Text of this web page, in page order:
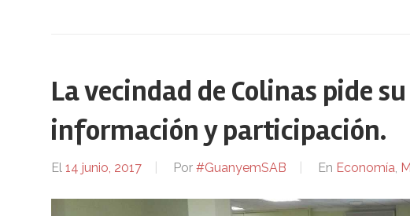
La vecindad de Colinas pide
información y participación.
El 14 junio, 2017 Por #GuanyemSAB En Economía,